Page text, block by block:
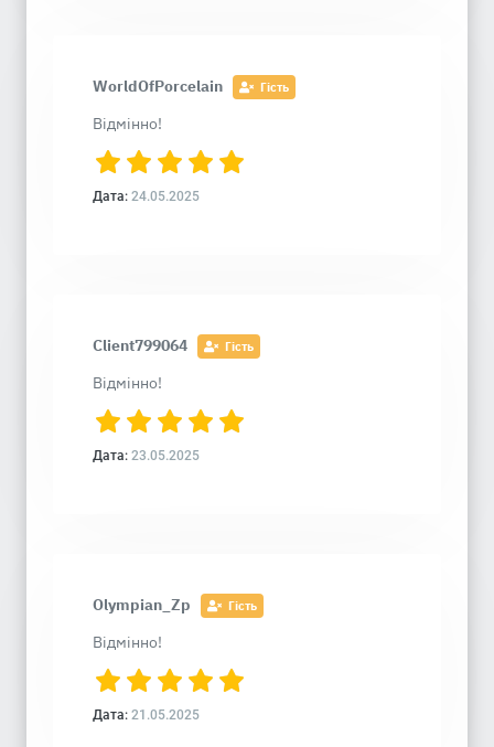
WorldOfPorcelain Гість
Відмінно!
Дата: 24.05.2025
Client799064 Гість
Відмінно!
Дата: 23.05.2025
Olympian_Zp Гість
Відмінно!
Дата: 21.05.2025